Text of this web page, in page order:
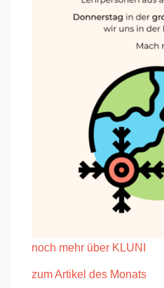
noch mehr über KLUNI
zum Artikel des Monats